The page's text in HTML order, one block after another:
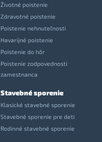
Životné poistenie
Zdravotné poistenie
Poistenie nehnuteľnosti
Havarijné poistenie
Poistenie do hôr
Poistenie zodpovednosti
zamestnanca
Stavebné sporenie
Klasické stavebné sporenie
Stavebné sporenie pre deti
Rodinné stavebné sporenie